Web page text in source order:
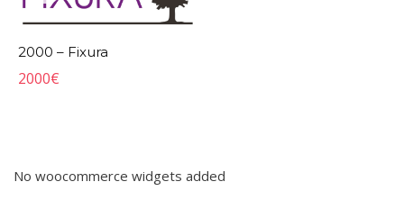
2000 – Fixura
2000€
No woocommerce widgets added